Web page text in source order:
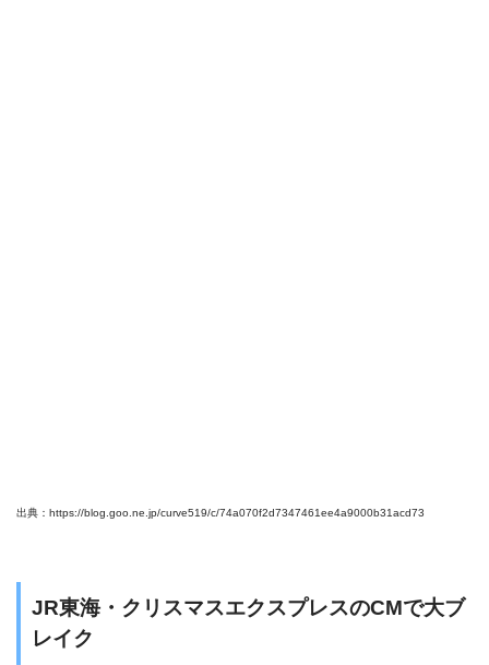
出典：https://blog.goo.ne.jp/curve519/c/74a070f2d7347461ee4a9000b31acd73
JR東海・クリスマスエクスプレスのCMで大ブ
レイク